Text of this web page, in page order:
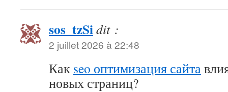
sos_tzSidit :
2 juillet 2026 à 22:48
Как seo оптимизация сайта
новых страниц?